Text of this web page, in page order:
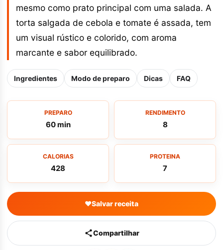
mesmo como prato principal com uma salada. A
torta salgada de cebola e tomate é assada, tem
um visual rústico e colorido, com aroma
marcante e sabor equilibrado.
Ingredientes Modo de preparo Dicas FAQ
PREPARO
60 min
RENDIMENTO
8
CALORIAS
428
PROTEINA
7
♥Salvar receita
Compartilhar